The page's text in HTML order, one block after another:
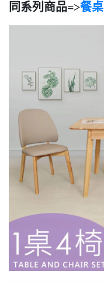
同系列商品=>餐桌